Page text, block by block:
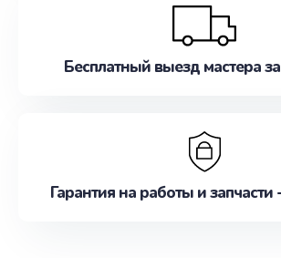
Бесплатный выезд мастера
Гарантия на работы и запчасти